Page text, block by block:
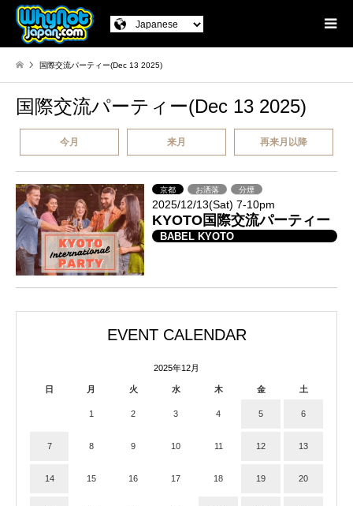
国際交流パーティー(Dec 13 2025)
国際交流パーティー(Dec 13 2025)
今月 来月 再来月以降
京都 お洒落 分煙
2025/12/13(Sat) 7-10pm
KYOTO国際交流パーティー
BABEL KYOTO
EVENT CALENDAR
2025年12月
日 月 火 水 木 金 土
1 2 3 4 5 6
7 8 9 10 11 12 13
14 15 16 17 18 19 20